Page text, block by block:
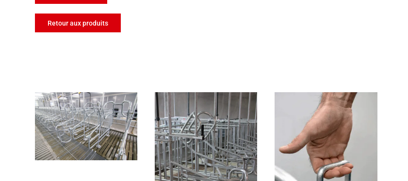
Retour aux produits